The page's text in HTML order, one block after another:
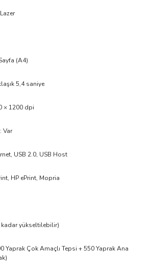
(A4)
5,4 saniye
× 1200 dpi
Var
USB 2.0, USB Host
HP ePrint, Mopria
kadar yükseltilebilir)
Yaprak Çok Amaçlı Tepsi + 550 Yaprak Ana